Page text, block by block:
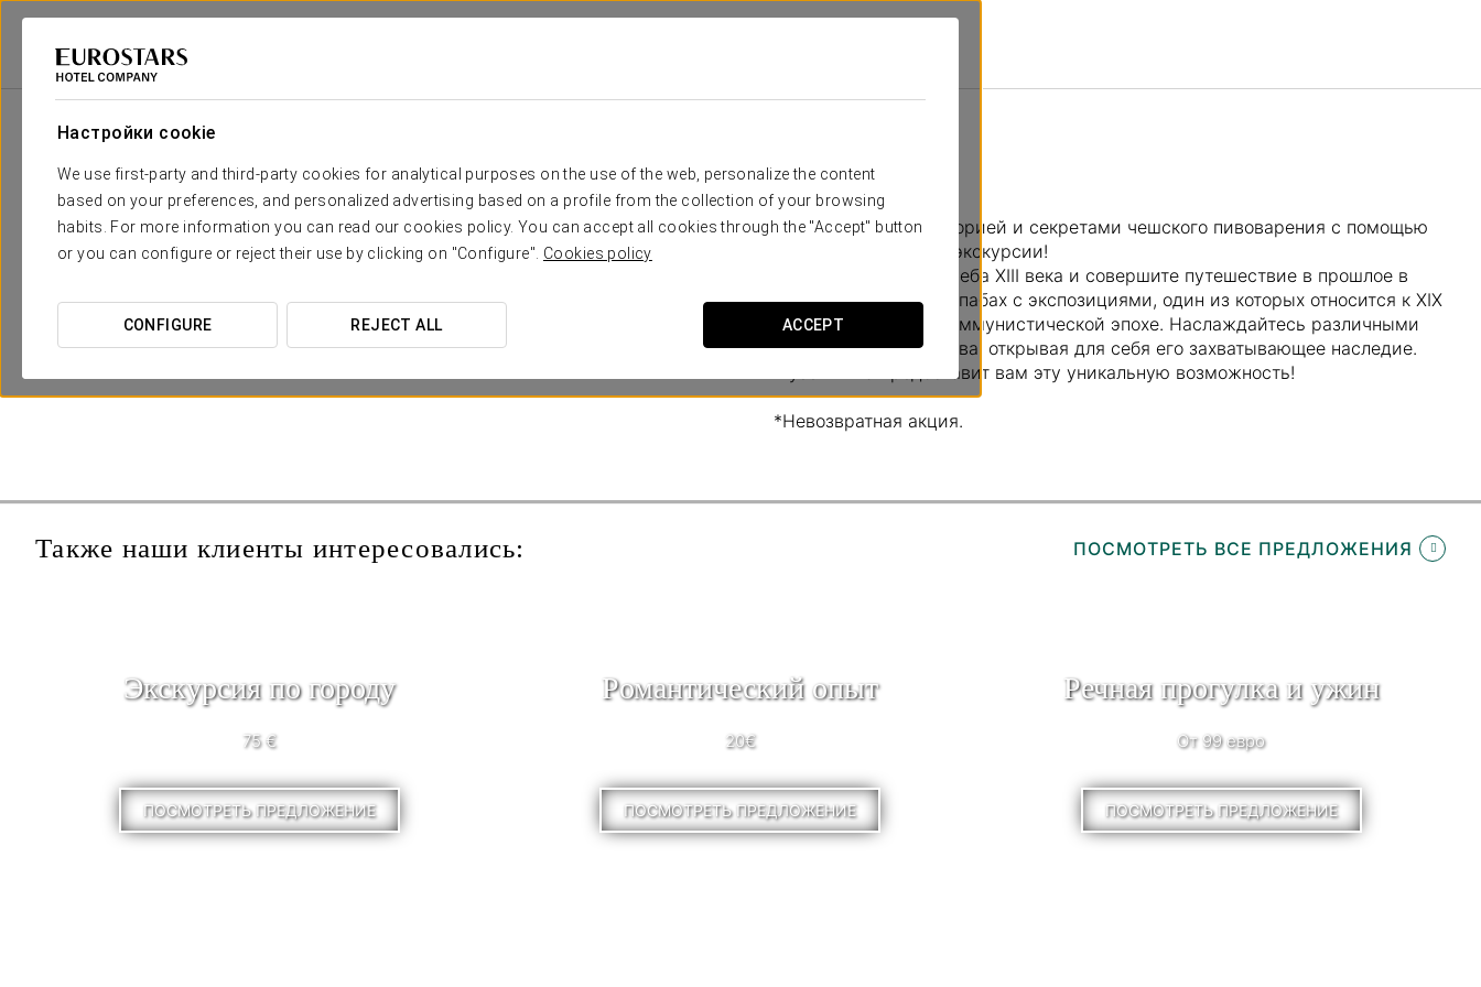
Настройки cookie
We use first-party and third-party cookies for analytical purposes on the use of the web, personalize the content
based on your preferences, and personalized advertising based on a profile from the collection of your browsing
habits. For more information you can read our cookies policy. You can accept all cookies through the "Accept" button
or you can configure or reject their use by clicking on "Configure". Cookies policy
CONFIGURE REJECT ALL ACCEPT
Eurostars Hotel Company
Музей пива
Познакомьтесь с историей и секретами чешского пивоварения с помощью
этой замечательной экскурсии!
Вы спуститесь в погреба XIII века и совершите путешествие в прошлое в
наших исторических пабах с экспозициями, один из которых относится к XIX
веку, а другой — к коммунистической эпохе. Наслаждайтесь различными
сортами чешского пива, открывая для себя его захватывающее наследие.
Музей пива предоставит вам эту уникальную возможность!
*Невозвратная акция.
Также наши клиенты интересовались: ПОСМОТРЕТЬ ВСЕ ПРЕДЛОЖЕНИЯ
Экскурсия по городу
75 €
ПОСМОТРЕТЬ ПРЕДЛОЖЕНИЕ
Pомантический опыт
20€
ПОСМОТРЕТЬ ПРЕДЛОЖЕНИЕ
Речная прогулка и ужин
От 99 евро
ПОСМОТРЕТЬ ПРЕДЛОЖЕНИЕ